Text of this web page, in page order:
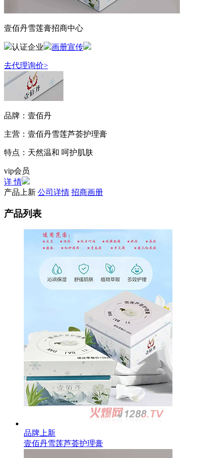
壹佰丹雪莲膏招商中心
认证企业 画册宣传
去代理询价>
品牌： 壹佰丹
主营： 壹佰丹雪莲芦荟护理膏
特点： 天然温和 呵护肌肤
vip会员
详 情
产品上新 公司详情 招商画册
产品列表
品牌上新
壹佰丹雪莲芦荟护理膏